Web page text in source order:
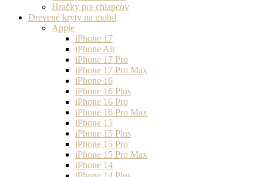
Hračky pre chlapcov
Drevené kryty na mobil
Apple
iPhone 17
iPhone Air
iPhone 17 Pro
iPhone 17 Pro Max
iPhone 16
iPhone 16 Plus
iPhone 16 Pro
iPhone 16 Pro Max
iPhone 15
iPhone 15 Plus
iPhone 15 Pro
iPhone 15 Pro Max
iPhone 14